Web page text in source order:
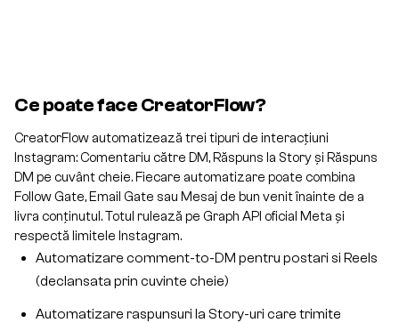
Ce poate face CreatorFlow?
CreatorFlow automatizează trei tipuri de interacțiuni
Instagram: Comentariu către DM, Răspuns la Story și Răspuns
DM pe cuvânt cheie. Fiecare automatizare poate combina
Follow Gate, Email Gate sau Mesaj de bun venit înainte de a
livra conținutul. Totul rulează pe Graph API oficial Meta și
respectă limitele Instagram.
Automatizare comment-to-DM pentru postari si Reels
(declansata prin cuvinte cheie)
Automatizare raspunsuri la Story-uri care trimite